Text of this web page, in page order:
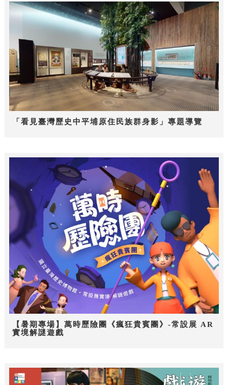
「看見臺灣歷史中平埔原住民族群身影」專題導覽
【暑期專場】萬時歷險團《瘋狂貴賓團》-常設展 AR
實境解謎遊戲